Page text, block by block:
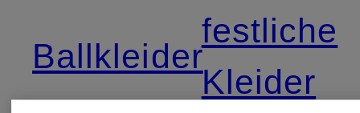
Ballkleider
festliche
Kleider